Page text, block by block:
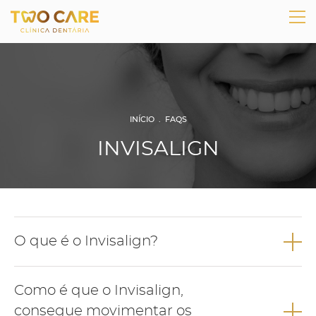
INÍCIO. FAQS
INVISALIGN
O que é o Invisalign?
de alinhar e corrigir a posição dos dentes através da utilização
sequencial de alinhadores transparentes personalizados.
Como é que o Invisalign,
consegue movimentar os